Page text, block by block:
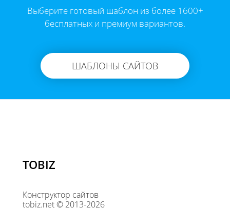
Выберите готовый шаблон из более 1600+
бесплатных и премиум вариантов.
ШАБЛОНЫ САЙТОВ
TOBIZ
Конструктор сайтов
tobiz.net © 2013-2026